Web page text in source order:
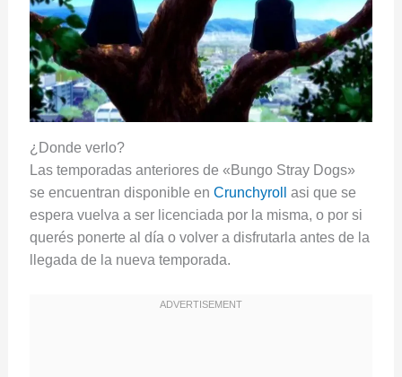
¿Donde verlo?
Las temporadas anteriores de «Bungo Stray Dogs»
se encuentran disponible en Crunchyroll
asi que se
espera vuelva a ser licenciada por la misma, o por si
querés ponerte al día o volver a disfrutarla antes de la
llegada de la nueva temporada.